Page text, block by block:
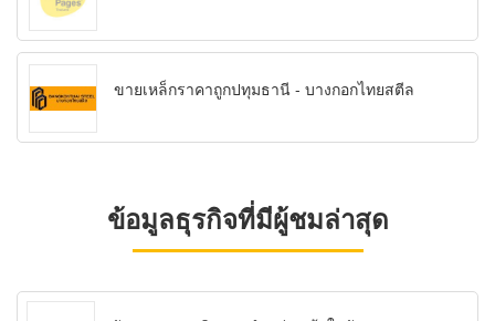
ขายเหล็กราคาถูกปทุมธานี - บางกอกไทยสตีล
ข้อมูลธุรกิจที่มีผู้ชมล่าสุด